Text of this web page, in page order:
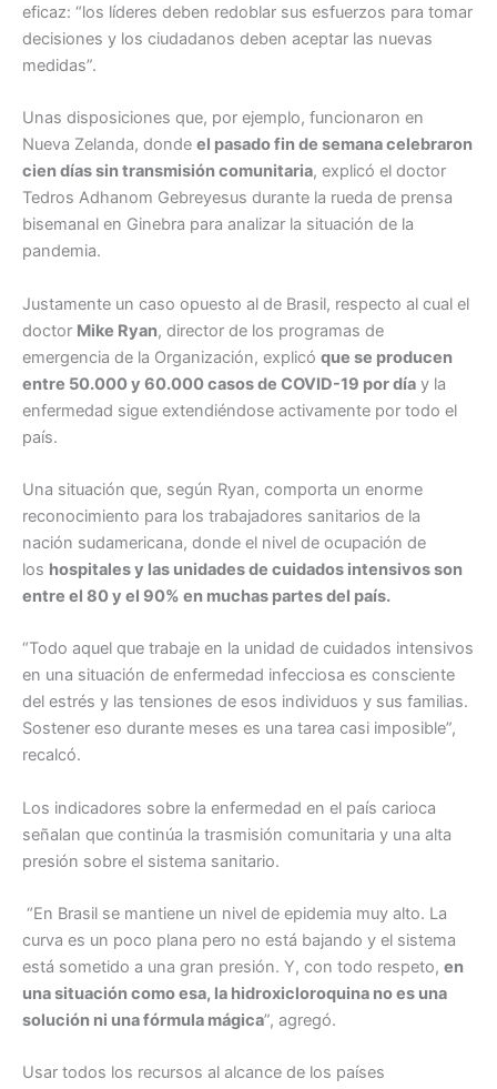
eficaz: “los líderes deben redoblar sus esfuerzos para tomar
decisiones y los ciudadanos deben aceptar las nuevas
medidas”.
Unas disposiciones que, por ejemplo, funcionaron en
Nueva Zelanda, donde el pasado fin de semana celebraron
cien días sin transmisión comunitaria, explicó el doctor
Tedros Adhanom Gebreyesus durante la rueda de prensa
bisemanal en Ginebra para analizar la situación de la
pandemia.
Justamente un caso opuesto al de Brasil, respecto al cual el
doctor Mike Ryan, director de los programas de
emergencia de la Organización, explicó que se producen
entre 50.000 y 60.000 casos de COVID-19 por día y la
enfermedad sigue extendiéndose activamente por todo el
país.
Una situación que, según Ryan, comporta un enorme
reconocimiento para los trabajadores sanitarios de la
nación sudamericana, donde el nivel de ocupación de
los hospitales y las unidades de cuidados intensivos son
entre el 80 y el 90% en muchas partes del país.
“Todo aquel que trabaje en la unidad de cuidados intensivos
en una situación de enfermedad infecciosa es consciente
del estrés y las tensiones de esos individuos y sus familias.
Sostener eso durante meses es una tarea casi imposible”,
recalcó.
Los indicadores sobre la enfermedad en el país carioca
señalan que continúa la trasmisión comunitaria y una alta
presión sobre el sistema sanitario.
“En Brasil se mantiene un nivel de epidemia muy alto. La
curva es un poco plana pero no está bajando y el sistema
está sometido a una gran presión. Y, con todo respeto, en
una situación como esa, la hidroxicloroquina no es una
solución ni una fórmula mágica”, agregó.
Usar todos los recursos al alcance de los países